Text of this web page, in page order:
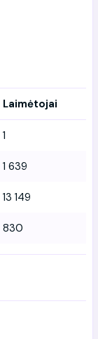
Laimėtojai
1
1 639
13 149
830